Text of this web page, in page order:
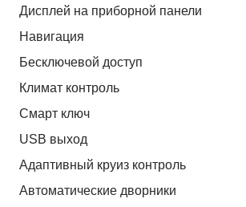
Дисплей на приборной панели
Навигация
Бесключевой доступ
Климат контроль
Смарт ключ
USB выход
Адаптивный круиз контроль
Автоматические дворники